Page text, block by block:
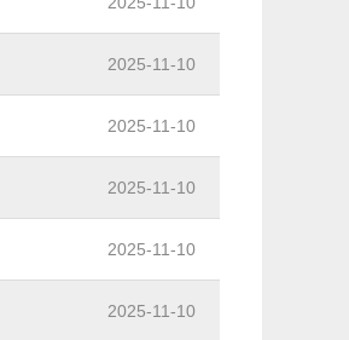
2025-11-10
2025-11-10
2025-11-10
2025-11-10
2025-11-10